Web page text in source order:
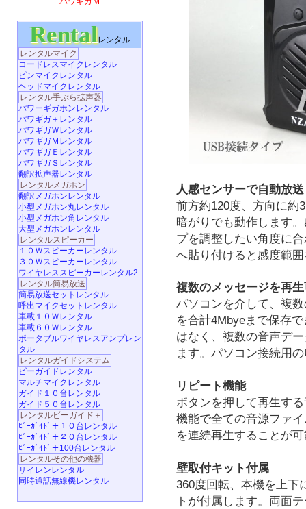
人感センサーで自動放送
前方約120度、方向に約
暗がりでも動作します
プを調整したい角度に
へ貼り付けると感度範
複数のメッセージを再
パソコンを介して、複
を合計4Mbyeまで保存
はなく、複数の音声デ
ます。パソコン接続用
リピート機能
ボタンを押して再生す
機能で全ての音源ファ
を連続再生することが
壁取付キット付属
360度回転、本機を上下
トが付属します。両面
Rentalレンタル
レンタルマイク
コードレスマイクレンタル
ピンマイクレンタル
ヘッドマイクレンタル
レンタル手ぶら拡声器
パワーギガホンレンタル
パワギガ＋レンタル
パワギガＷレンタル
パワギガＭレンタル
パワギガＥレンタル
パワギガＳレンタル
翻訳拡声器レンタル
レンタルメガホン
翻訳メガホンレンタル
小型メガホン丸レンタル
小型メガホン角レンタル
大型メガホンレンタル
レンタルスピーカー
１０Ｗスピーカーレンタル
３０Ｗスピーカーレンタル
ワイヤレススピーカーレンタル2
レンタル簡易放送
簡易放送セットレンタル
呼出マイクセットレンタル
車載１０Ｗレンタル
車載６０Ｗレンタル
ポータブルワイヤレスアンプレン
タル
レンタルガイドシステム
ビーガイドレンタル
マルチマイクレンタル
ガイド１０台レンタル
ガイド５０台レンタル
レンタルビーガイド＋
ﾋﾞｰｶﾞｲﾄﾞ＋１０台レンタル
ﾋﾞｰｶﾞｲﾄﾞ＋２０台レンタル
ﾋﾞｰｶﾞｲﾄﾞ＋100台レンタル
レンタルその他の機器
サイレンレンタル
同時通話無線機レンタル